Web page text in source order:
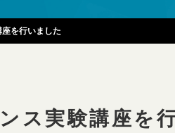
を行いました
ス実験講座を